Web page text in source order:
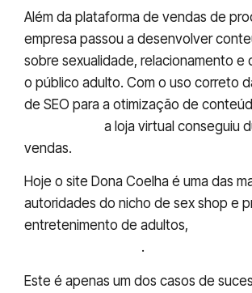
Além da plataforma de vendas de
empresa passou a desenvolver
sobre sexualidade, relacionamento e
o público adulto. Com o uso correto
de SEO para a otimização de
a loja virtual conseguiu
vendas.
Hoje o site Dona Coelha é uma das
autoridades do nicho de sex shop e
entretenimento de adultos,
.
Este é apenas um dos casos de